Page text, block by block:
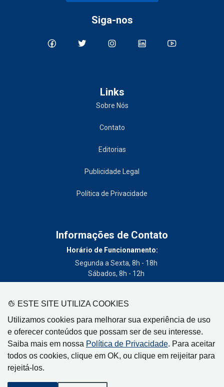
ESTE SITE UTILIZA COOKIES
Utilizamos cookies para melhorar sua experiência de uso
e oferecer conteúdos que possam ser de seu interesse.
Saiba mais em nossa Política de Privacidade. Para aceitar
todos os cookies, clique em OK, ou clique em reijeitar para
rejeitá-los.
Siga-nos
Links
Sobre Nós
Contato
Editorias
Publicidade Legal
Política de Privacidade
Informações de Contato
Horário de Funcionamento:
Segunda a Sexta, 8h - 18h
Sábados, 8h - 12h
(19) 3404-3700
Circulação:
Limeira - SP, Artur Nogueira - SP, Cordeirópolis - SP,
Engenheiro Coelho - SP, Iracemápolis - SP
Gazeta de Limeira, Rua Senador Vergueiro, 319